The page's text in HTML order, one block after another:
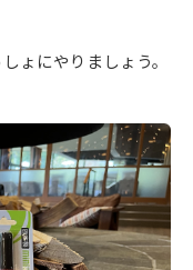
ょにやりましょう。